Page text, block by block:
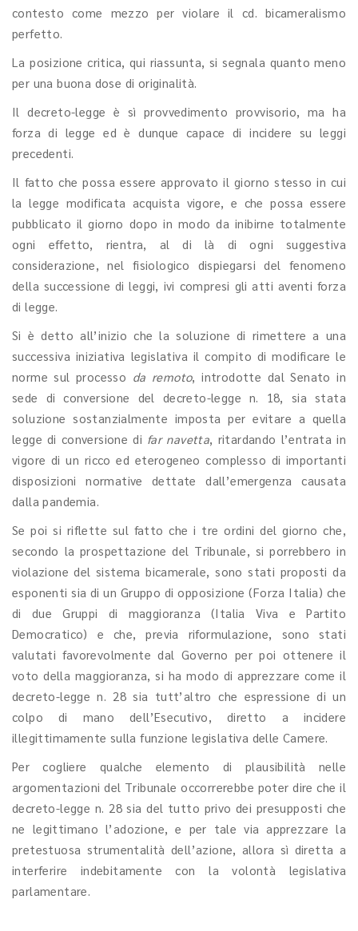
contesto come mezzo per violare il cd. bicameralismo
perfetto.
La posizione critica, qui riassunta, si segnala quanto meno
per una buona dose di originalità.
Il decreto-legge è sì provvedimento provvisorio, ma ha
forza di legge ed è dunque capace di incidere su leggi
precedenti.
Il fatto che possa essere approvato il giorno stesso in cui
la legge modificata acquista vigore, e che possa essere
pubblicato il giorno dopo in modo da inibirne totalmente
ogni effetto, rientra, al di là di ogni suggestiva
considerazione, nel fisiologico dispiegarsi del fenomeno
della successione di leggi, ivi compresi gli atti aventi forza
di legge.
Si è detto all’inizio che la soluzione di rimettere a una
successiva iniziativa legislativa il compito di modificare le
norme sul processo da remoto, introdotte dal Senato in
sede di conversione del decreto-legge n. 18, sia stata
soluzione sostanzialmente imposta per evitare a quella
legge di conversione di far navetta, ritardando l’entrata in
vigore di un ricco ed eterogeneo complesso di importanti
disposizioni normative dettate dall’emergenza causata
dalla pandemia.
Se poi si riflette sul fatto che i tre ordini del giorno che,
secondo la prospettazione del Tribunale, si porrebbero in
violazione del sistema bicamerale, sono stati proposti da
esponenti sia di un Gruppo di opposizione (Forza Italia) che
di due Gruppi di maggioranza (Italia Viva e Partito
Democratico) e che, previa riformulazione, sono stati
valutati favorevolmente dal Governo per poi ottenere il
voto della maggioranza, si ha modo di apprezzare come il
decreto-legge n. 28 sia tutt’altro che espressione di un
colpo di mano dell’Esecutivo, diretto a incidere
illegittimamente sulla funzione legislativa delle Camere.
Per cogliere qualche elemento di plausibilità nelle
argomentazioni del Tribunale occorrerebbe poter dire che il
decreto-legge n. 28 sia del tutto privo dei presupposti che
ne legittimano l’adozione, e per tale via apprezzare la
pretestuosa strumentalità dell’azione, allora sì diretta a
interferire indebitamente con la volontà legislativa
parlamentare.